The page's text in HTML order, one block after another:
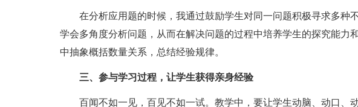
在分析应用题的时候，我通过鼓励学生对同一问题积极寻求多种
学会多角度分析问题，从而在解决问题的过程中培养学生的探究能力
中抽象概括数量关系，总结经验规律。
三、参与学习过程，让学生获得亲身经验
百闻不如一见，百见不如一试。教学中，要让学生动脑、动口、